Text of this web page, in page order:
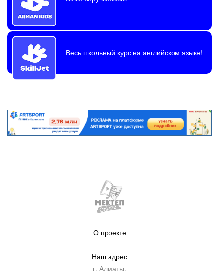
Весь школьный курс на английском языке!
О проекте
Наш адрес
г. Алматы,